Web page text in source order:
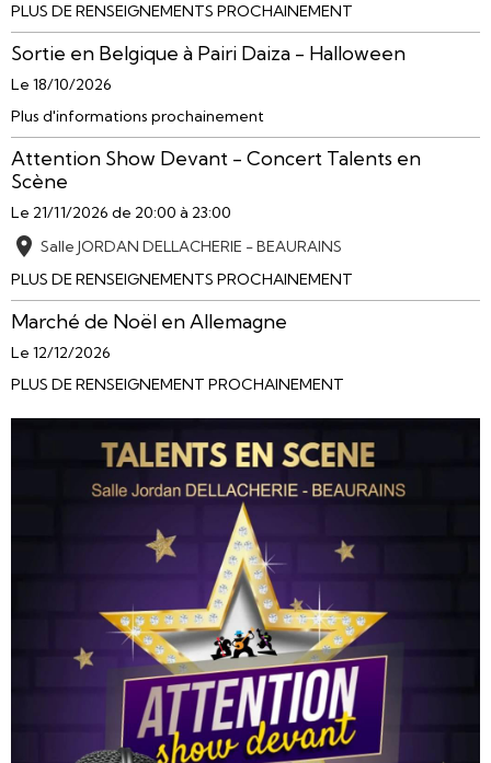
PLUS DE RENSEIGNEMENTS PROCHAINEMENT
Sortie en Belgique à Pairi Daiza - Halloween
Le 18/10/2026
Plus d'informations prochainement
Attention Show Devant - Concert Talents en
Scène
Le 21/11/2026 de 20:00 à 23:00
Salle JORDAN DELLACHERIE - BEAURAINS
PLUS DE RENSEIGNEMENTS PROCHAINEMENT
Marché de Noël en Allemagne
Le 12/12/2026
PLUS DE RENSEIGNEMENT PROCHAINEMENT